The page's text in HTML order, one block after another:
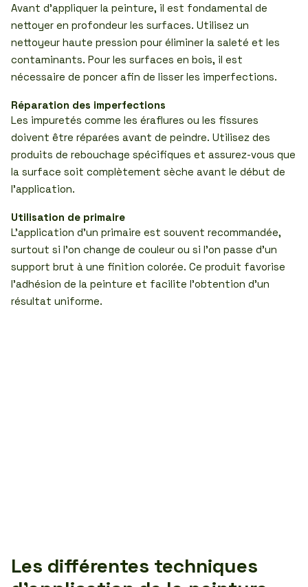
Avant d’appliquer la peinture, il est fondamental de
nettoyer en profondeur les surfaces. Utilisez un
nettoyeur haute pression pour éliminer la saleté et les
contaminants. Pour les surfaces en bois, il est
nécessaire de poncer afin de lisser les imperfections.
Réparation des imperfections
Les impuretés comme les éraflures ou les fissures
doivent être réparées avant de peindre. Utilisez des
produits de rebouchage spécifiques et assurez-vous que
la surface soit complètement sèche avant le début de
l’application.
Utilisation de primaire
L’application d’un primaire est souvent recommandée,
surtout si l’on change de couleur ou si l’on passe d’un
support brut à une finition colorée. Ce produit favorise
l’adhésion de la peinture et facilite l’obtention d’un
résultat uniforme.
Les différentes techniques